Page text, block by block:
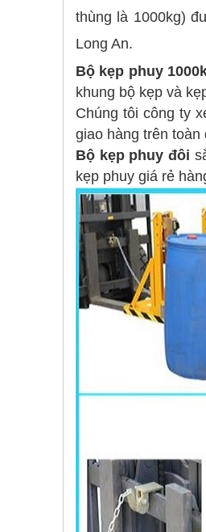
thùng là 1000kg)
Long An.
Bộ kẹp phuy
khung bộ kẹp và
Chúng tôi công ty
giao hàng trên
Bộ kẹp phuy đôi
kẹp phuy giá rẻ